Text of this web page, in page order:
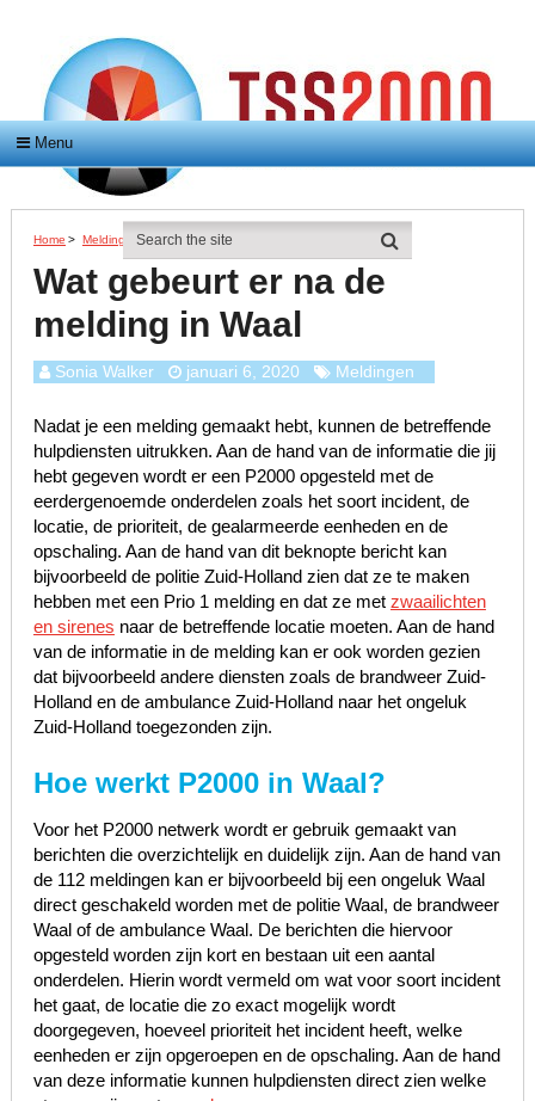
Menu
Home > Meldingen > Wat Gebeurt Er Na De Melding In Waal
Wat gebeurt er na de
melding in Waal
Sonia Walker januari 6, 2020 Meldingen
Nadat je een melding gemaakt hebt, kunnen de betreffende
hulpdiensten uitrukken. Aan de hand van de informatie die jij
hebt gegeven wordt er een P2000 opgesteld met de
eerdergenoemde onderdelen zoals het soort incident, de
locatie, de prioriteit, de gealarmeerde eenheden en de
opschaling. Aan de hand van dit beknopte bericht kan
bijvoorbeeld de politie Zuid-Holland zien dat ze te maken
hebben met een Prio 1 melding en dat ze met zwaailichten
en sirenes naar de betreffende locatie moeten. Aan de hand
van de informatie in de melding kan er ook worden gezien
dat bijvoorbeeld andere diensten zoals de brandweer Zuid-
Holland en de ambulance Zuid-Holland naar het ongeluk
Zuid-Holland toegezonden zijn.
Hoe werkt P2000 in Waal?
Voor het P2000 netwerk wordt er gebruik gemaakt van
berichten die overzichtelijk en duidelijk zijn. Aan de hand van
de 112 meldingen kan er bijvoorbeeld bij een ongeluk Waal
direct geschakeld worden met de politie Waal, de brandweer
Waal of de ambulance Waal. De berichten die hiervoor
opgesteld worden zijn kort en bestaan uit een aantal
onderdelen. Hierin wordt vermeld om wat voor soort incident
het gaat, de locatie die zo exact mogelijk wordt
doorgegeven, hoeveel prioriteit het incident heeft, welke
eenheden er zijn opgeroepen en de opschaling. Aan de hand
van deze informatie kunnen hulpdiensten direct zien welke